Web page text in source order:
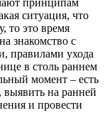
принципам
ситуация, что
то это время
знакомство с
правилами ухода
в столь раннем
момент – есть
выявить на ранней
и провести